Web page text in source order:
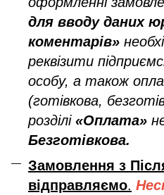
для вводу даних
коментарів»
реквізити
особу, а також
(готівкова,
розділі «Оплата»
Безготівкова.
Замовлення з
відправляємо.